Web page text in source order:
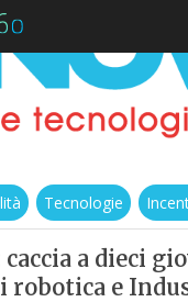
Tecnologie
caccia a dieci
robotica e